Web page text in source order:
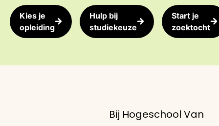
Kies je
opleiding
Hulp bij
studiekeuze
Start je
zoektocht
Bij Hogeschool Van